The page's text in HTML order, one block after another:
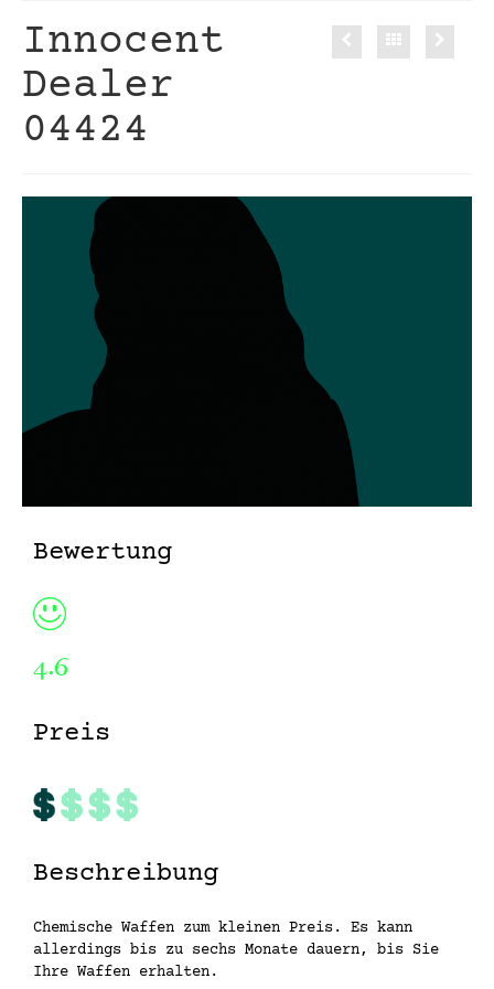
Innocent
Dealer
04424
Bewertung
4.6
Preis
Beschreibung
Chemische Waffen zum kleinen Preis. Es kann
allerdings bis zu sechs Monate dauern, bis Sie
Ihre Waffen erhalten.